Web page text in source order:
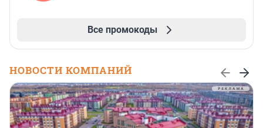
Все промокоды
НОВОСТИ КОМПАНИЙ